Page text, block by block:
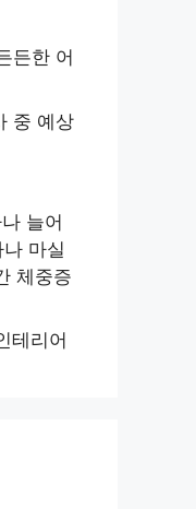
든한 어
중 예상
늘어
마실
체중증
테리어